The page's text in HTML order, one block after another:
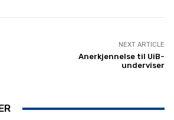
NEXT ARTICLE
Anerkjennelse til UiB-
underviser